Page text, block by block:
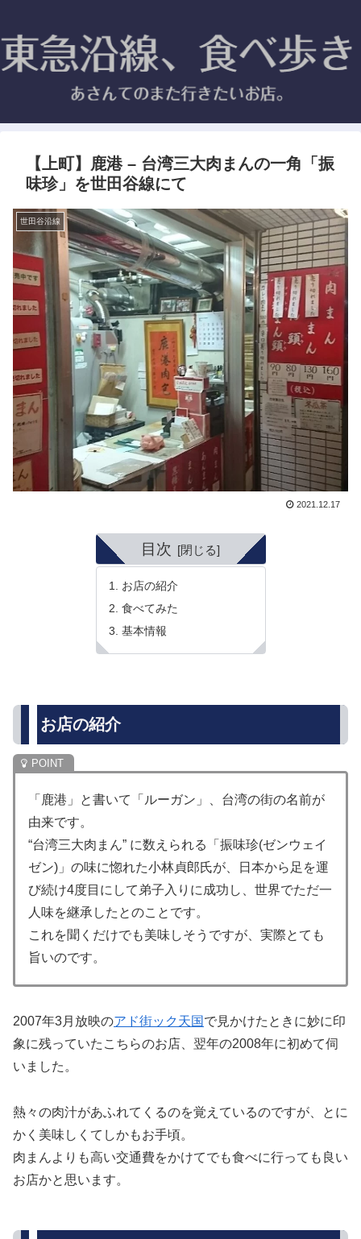
【上町】鹿港 – 台湾三大肉まんの一角「振
味珍」を世田谷線にて
世田谷沿線
2021.12.17
目次
お店の紹介
食べてみた
基本情報
お店の紹介
「鹿港」と書いて「ルーガン」、台湾の街の名前が
由来です。
“台湾三大肉まん” に数えられる「振味珍(ゼンウェイ
ゼン)」の味に惚れた小林貞郎氏が、日本から足を運
び続け4度目にして弟子入りに成功し、世界でただ一
人味を継承したとのことです。
これを聞くだけでも美味しそうですが、実際とても
旨いのです。
2007年3月放映のアド街ック天国 で見かけたときに妙に印
象に残っていたこちらのお店、翌年の2008年に初めて伺
いました。
熱々の肉汁があふれてくるのを覚えているのですが、とに
かく美味しくてしかもお手頃。
肉まんよりも高い交通費をかけてでも食べに行っても良い
お店かと思います。